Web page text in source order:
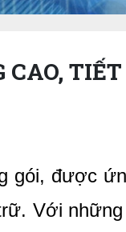
CAO,
gói, được
Với